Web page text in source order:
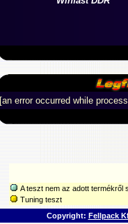
[an error occurred while
A teszt nem az adott termékről
Tuning teszt
Copyright: Fellpack